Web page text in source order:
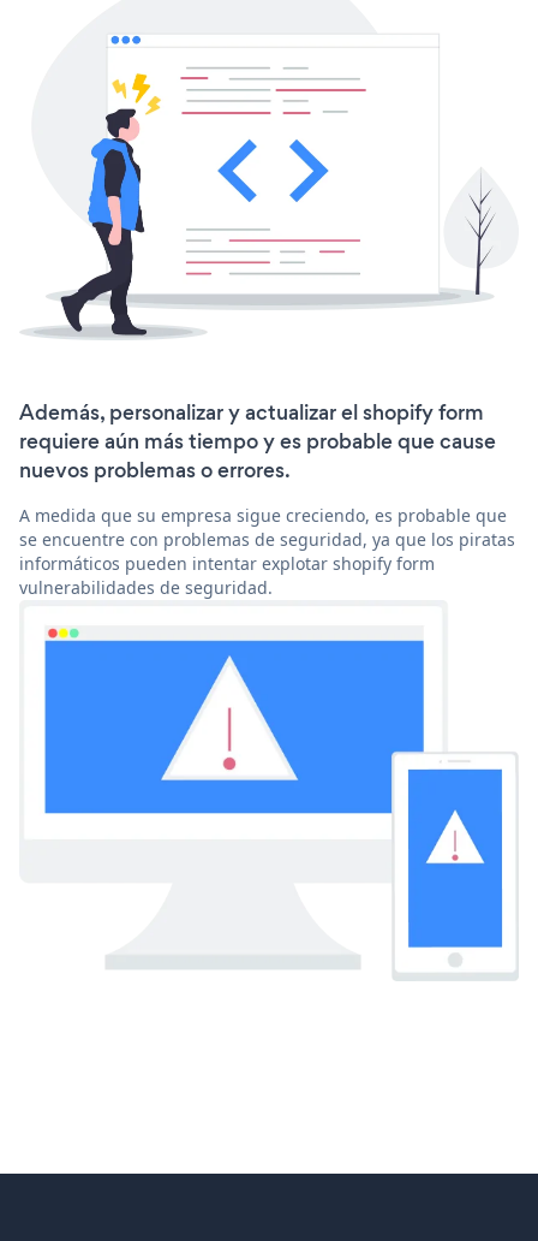
Además, personalizar y actualizar el shopify form
requiere aún más tiempo y es probable que cause
nuevos problemas o errores.
A medida que su empresa sigue creciendo, es probable que
se encuentre con problemas de seguridad, ya que los piratas
informáticos pueden intentar explotar shopify form
vulnerabilidades de seguridad.